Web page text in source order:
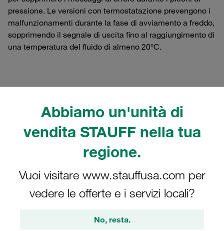
Abbiamo un'unità di
vendita STAUFF nella tua
regione.
Vuoi visitare www.stauffusa.com per
vedere le offerte e i servizi locali?
No, resta.
pressione. Le versioni con termostatazione prevengono i
malfunzionamenti durante la fase di avviamento a freddo,
sopprimendo il segnale di uscita fino al raggiungimento di
una temperatura del fluido di almeno 20°C.
Filtri in pressione (corpi e elementi filtranti)
Griglia Elenco
Indicatore di intasamento: ottico reset